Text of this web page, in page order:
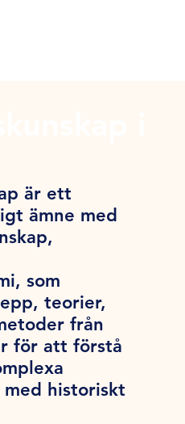
är ett
ämne med
som
teorier,
från
för att förstå
med historiskt